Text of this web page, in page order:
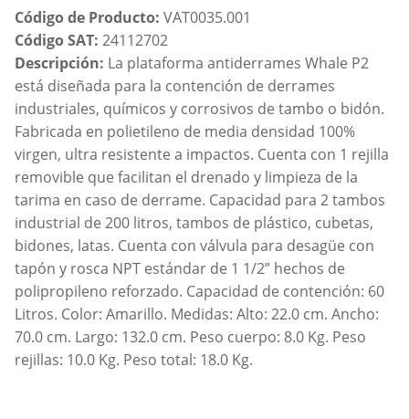
Código de Producto: VAT0035.001
Código SAT: 24112702
Descripción: La plataforma antiderrames Whale P2
está diseñada para la contención de derrames
industriales, químicos y corrosivos de tambo o bidón.
Fabricada en polietileno de media densidad 100%
virgen, ultra resistente a impactos. Cuenta con 1 rejilla
removible que facilitan el drenado y limpieza de la
tarima en caso de derrame. Capacidad para 2 tambos
industrial de 200 litros, tambos de plástico, cubetas,
bidones, latas. Cuenta con válvula para desagüe con
tapón y rosca NPT estándar de 1 1/2” hechos de
polipropileno reforzado. Capacidad de contención: 60
Litros. Color: Amarillo. Medidas: Alto: 22.0 cm. Ancho:
70.0 cm. Largo: 132.0 cm. Peso cuerpo: 8.0 Kg. Peso
rejillas: 10.0 Kg. Peso total: 18.0 Kg.